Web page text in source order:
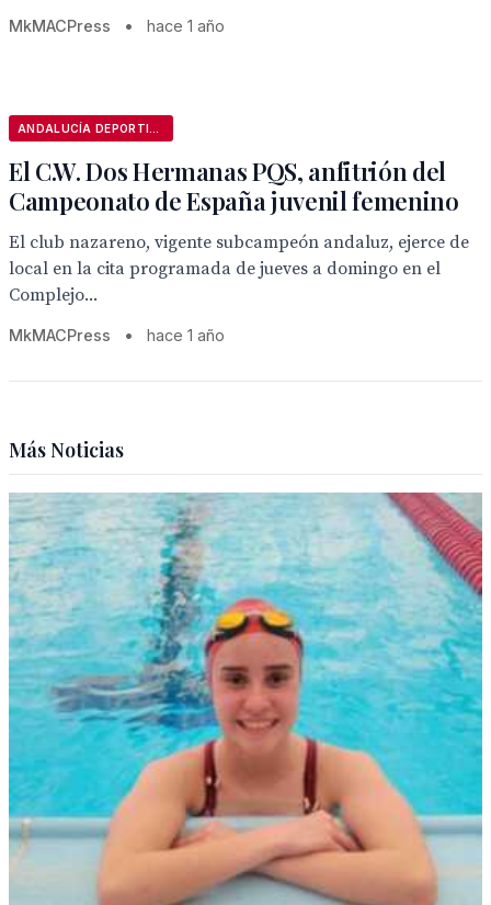
MkMACPress • hace 1 año
El C.W. Dos Hermanas PQS, anfitrión del
Campeonato de España juvenil femenino
El club nazareno, vigente subcampeón andaluz, ejerce de
local en la cita programada de jueves a domingo en el
Complejo...
MkMACPress • hace 1 año
Más Noticias